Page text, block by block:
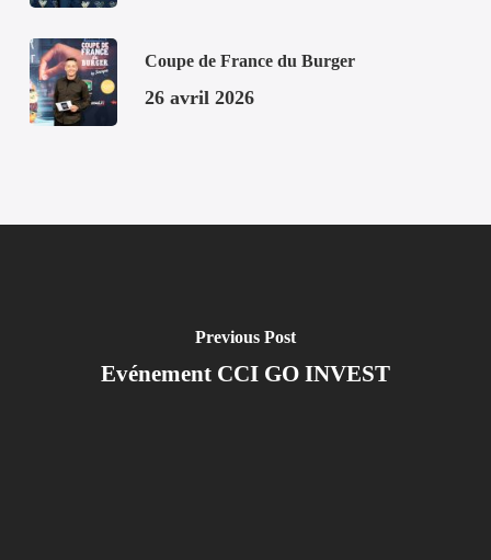
Coupe de France du Burger
26 avril 2026
Previous Post
Evénement CCI GO INVEST